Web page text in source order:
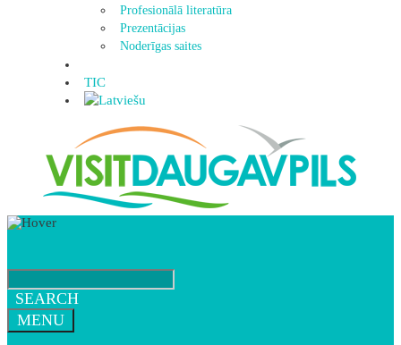
Profesionālā literatūra
Prezentācijas
Noderīgas saites
TIC
SEARCH
MENU